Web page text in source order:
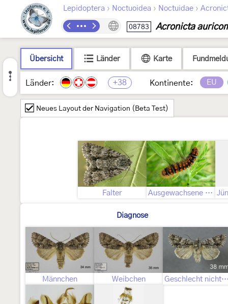
Lepidoptera › Noctuoidea › Noctuidae ›
08783 Acronicta
Übersicht Länder Karte
Länder: +38 Kontinente: EU
Neues Layout der Navigation (Beta Test)
Falter Ausgewachsene Raupe
Diagnose
Männchen Weibchen Geschlecht nicht